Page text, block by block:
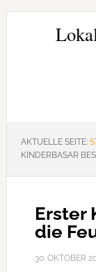
Zur
Hauptnavigation
Zum
Zur
Seitenspalte
AKTUELLE SEITE:
KINDERBASAR
Erster
die
30. OKTOBER